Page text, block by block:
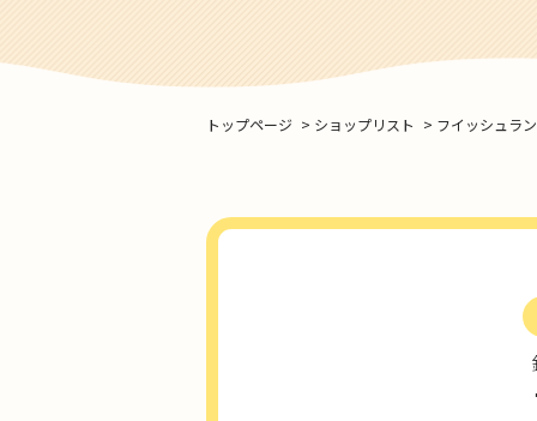
トップページ > ショップリスト > フイッシュラ